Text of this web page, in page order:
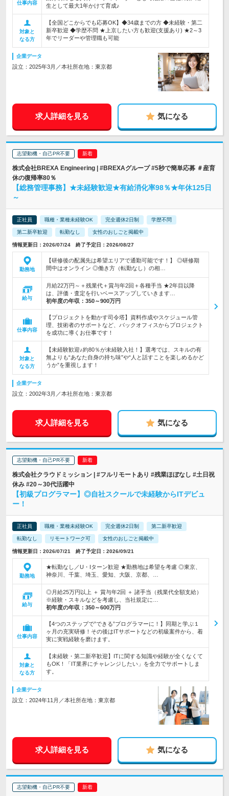
仕事内容
生として最大1年かけて育成♪
対象と
なる方
【全国どこからでも応募OK】◆34歳までの方 ◆未経験・第二
新卒歓迎 ◆学歴不問 ★上京したい方も歓迎(支援あり) ★2～3
年でリーダーや管理職も可能
企業データ
設立：2025年3月／本社所在地：東京都
求人詳細を見る 気になる
志望動機・自己PR不要
株式会社BREXA Engineering | #BREXAグループ #5秒で簡単応募 ＃産育
休の復帰率80％
【総務管理事務】★未経験歓迎★有給消化率98％★年休125日
～
正社員 職種・業種未経験OK 完全週休2日制 学歴不問
第二新卒歓迎 転勤なし 女性のおしごと掲載中
情報更新日：2026/07/24 終了予定日：2026/08/27
勤務地
【研修後の配属先は希望エリアで通勤可能です！】 ◎研修期
間中はオンライン ◎働き方（転勤なし）の相…
給与
月給22万円～＋残業代＋賞与年2回＋各種手当 ★2年目以降
は、評価・査定を行いベースアップしていきます…
初年度の年収： 350～900万円
仕事内容
【プロジェクトを動かす司令塔】資料作成やスケジュール管
理、技術者のサポートなど、バックオフィスからプロジェクト
を成功に導くお仕事です！
対象と
なる方
【未経験歓迎♪約80％が未経験入社！】選考では、スキルの有
無よりも“あなた自身の持ち味”や“人と話すことを楽しめるかど
うか”を重視します！
企業データ
設立：2002年3月／本社所在地：東京都
求人詳細を見る 気になる
志望動機・自己PR不要
株式会社クラウドミッション | #フルリモートあり #残業ほぼなし #土日祝
休み #20～30代活躍中
【初級プログラマー】◎自社スクールで未経験からITデビュ
ー！
正社員 職種・業種未経験OK 完全週休2日制 第二新卒歓迎
転勤なし リモートワーク可 女性のおしごと掲載中
情報更新日：2026/07/21 終了予定日：2026/09/21
勤務地
★転勤なし／U・Iターン歓迎 ★勤務地は希望を考慮 ◎東京、
神奈川、千葉、埼玉、愛知、大阪、京都、…
給与
◎月給25万円以上 ＋ 賞与年2回 ＋ 諸手当（残業代全額支給）
※経験・スキルなどを考慮し、当社規定に…
初年度の年収： 350～600万円
仕事内容
【4つのステップで”できる”プログラマーに！】同期と学ぶ１
ヶ月の充実研修！その後はITサポートなどの初級案件から、着
実に実戦経験を磨けます。
対象と
なる方
【未経験・第二新卒歓迎】ITに関する知識や経験が全くなくて
もOK！「IT業界にチャレンジしたい」を全力でサポートしま
す。
企業データ
設立：2024年11月／本社所在地：東京都
求人詳細を見る 気になる
志望動機・自己PR不要